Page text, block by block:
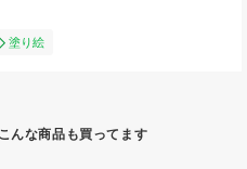
塗り絵
んな商品も買ってます